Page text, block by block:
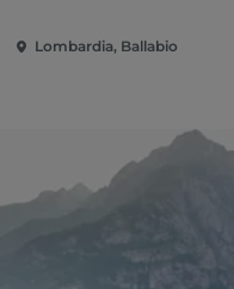
Lombardia, Ballabio